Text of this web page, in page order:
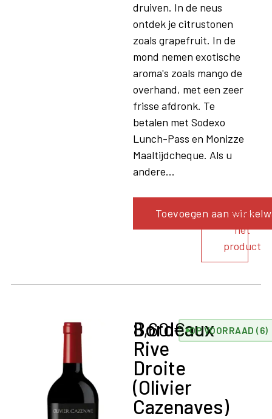
druiven. In de neus
ontdek je citrustonen
zoals grapefruit. In de
mond nemen exotische
aroma's zoals mango de
overhand, met een zeer
frisse afdronk. Te
betalen met Sodexo
Lunch-Pass en Monizze
Maaltijdcheque. Als u
andere...
Toevoegen aanBekijk
het
product
Bordeaux
Rive
Droite
(Olivier
Cazenaves)
8,60€ OP VOORRAAD (6)